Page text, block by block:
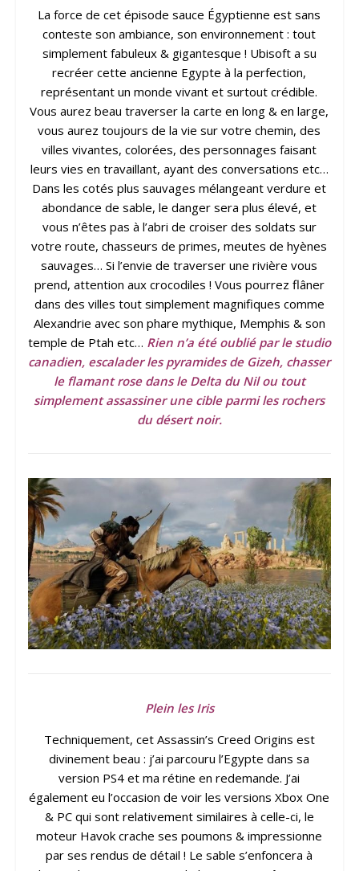
La force de cet épisode sauce Égyptienne est sans
conteste son ambiance, son environnement : tout
simplement fabuleux & gigantesque ! Ubisoft a su
recréer cette ancienne Egypte à la perfection,
représentant un monde vivant et surtout crédible.
Vous aurez beau traverser la carte en long & en large,
vous aurez toujours de la vie sur votre chemin, des
villes vivantes, colorées, des personnages faisant
leurs vies en travaillant, ayant des conversations etc…
Dans les cotés plus sauvages mélangeant verdure et
abondance de sable, le danger sera plus élevé, et
vous n’êtes pas à l’abri de croiser des soldats sur
votre route, chasseurs de primes, meutes de hyènes
sauvages… Si l’envie de traverser une rivière vous
prend, attention aux crocodiles ! Vous pourrez flâner
dans des villes tout simplement magnifiques comme
Alexandrie avec son phare mythique, Memphis & son
temple de Ptah etc… Rien n’a été oublié par le studio
canadien, escalader les pyramides de Gizeh, chasser
le flamant rose dans le Delta du Nil ou tout
simplement assassiner une cible parmi les rochers
du désert noir.
Plein les Iris
Techniquement, cet Assassin’s Creed Origins est
divinement beau : j’ai parcouru l’Egypte dans sa
version PS4 et ma rétine en redemande. J’ai
également eu l’occasion de voir les versions Xbox One
& PC qui sont relativement similaires à celle-ci, le
moteur Havok crache ses poumons & impressionne
par ses rendus de détail ! Le sable s’enfoncera à